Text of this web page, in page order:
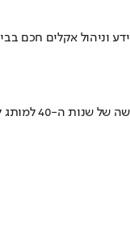
וניהול אקלים חכם